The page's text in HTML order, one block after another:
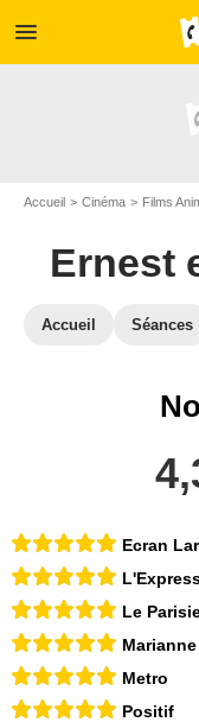
menu
Accueil Cinéma Films
Ernest
Accueil Séances
Ecran
Le
Marianne
Metro
Positif